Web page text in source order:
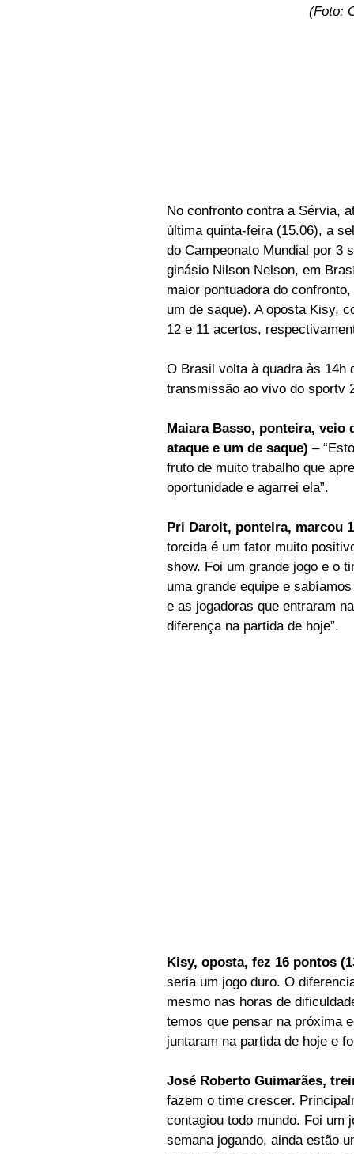
(Foto:
No confronto contra a Sérvia,
última quinta-feira (15.06), a
do Campeonato Mundial por 3
ginásio Nilson Nelson, em
maior pontuadora do
um de saque). A oposta Kisy,
12 e 11 acertos,
O Brasil volta à quadra às 14h
transmissão ao vivo do sportv
Maiara Basso, ponteira, veio
ataque e um de saque) –
fruto de muito trabalho que
oportunidade e agarrei ela”.
Pri Daroit, ponteira, marcou
torcida é um fator muito
show. Foi um grande jogo e o
uma grande equipe e
e as jogadoras que entraram
diferença na partida de hoje”.
Kisy, oposta, fez 16 pontos
seria um jogo duro. O
mesmo nas horas de
temos que pensar na próxima
juntaram na partida de hoje e
José Roberto Guimarães,
fazem o time crescer.
contagiou todo mundo. Foi um
semana jogando, ainda estão